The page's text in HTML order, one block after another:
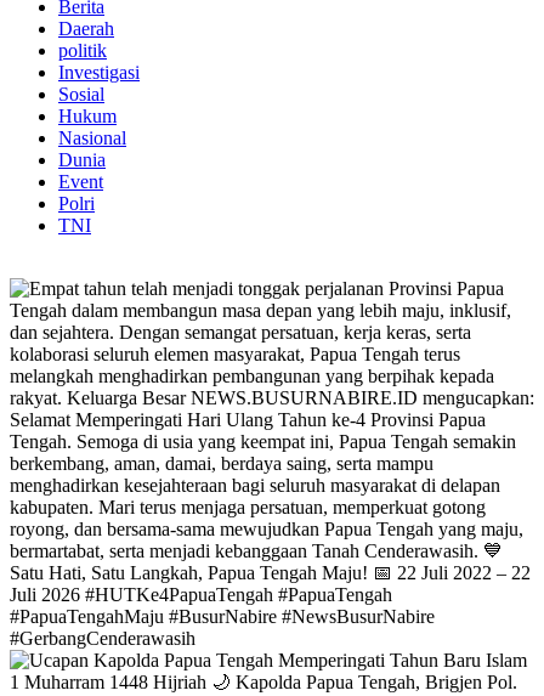
Berita
Daerah
politik
Investigasi
Sosial
Hukum
Nasional
Dunia
Event
Polri
TNI